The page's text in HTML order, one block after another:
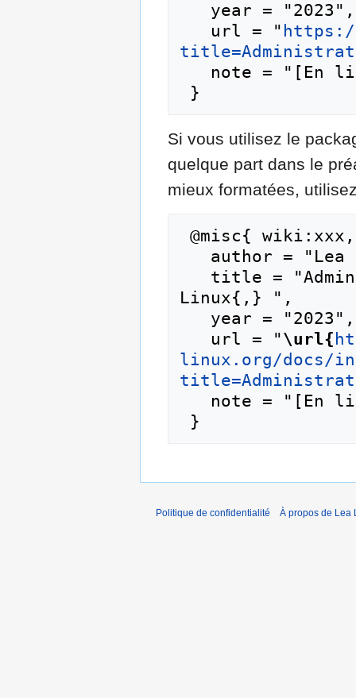
   url = "
Si vous utilisez le
quelque part dans le
mieux formatées,
Linux{,} ",
   url = "
\url{
linux.org/docs/
Politique de confidentialité À propos de Lea